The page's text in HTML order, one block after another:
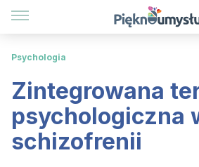
Psychologia
Zintegrowana
psychologiczna
schizofrenii